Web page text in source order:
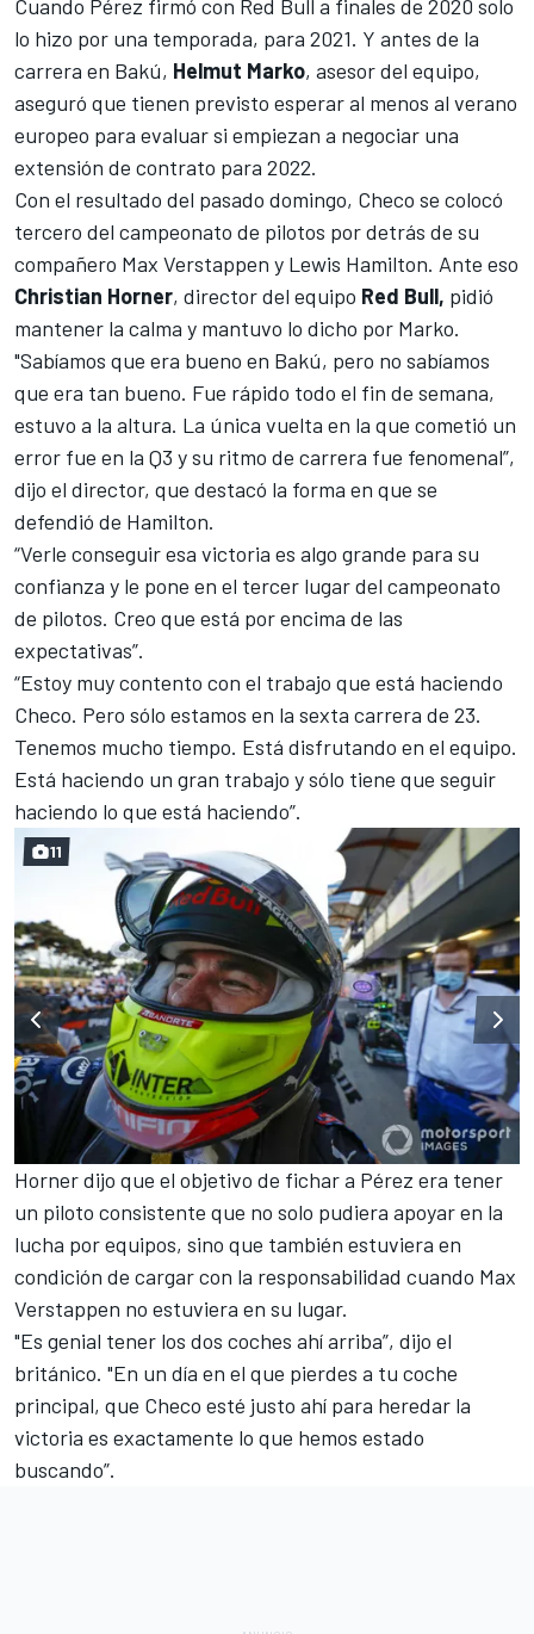
Cuando Pérez firmó con Red Bull a finales de 2020 solo
lo hizo por una temporada, para 2021. Y antes de la
carrera en Bakú, Helmut Marko, asesor del equipo,
aseguró que tienen previsto esperar al menos al verano
europeo para evaluar si empiezan a negociar una
extensión de contrato para 2022.
Con el resultado del pasado domingo, Checo se colocó
tercero del campeonato de pilotos por detrás de su
compañero Max Verstappen y Lewis Hamilton. Ante eso
Christian Horner, director del equipo Red Bull, pidió
mantener la calma y mantuvo lo dicho por Marko.
"Sabíamos que era bueno en Bakú, pero no sabíamos
que era tan bueno. Fue rápido todo el fin de semana,
estuvo a la altura. La única vuelta en la que cometió un
error fue en la Q3 y su ritmo de carrera fue fenomenal”,
dijo el director, que destacó la forma en que se
defendió de Hamilton.
“Verle conseguir esa victoria es algo grande para su
confianza y le pone en el tercer lugar del campeonato
de pilotos. Creo que está por encima de las
expectativas”.
“Estoy muy contento con el trabajo que está haciendo
Checo. Pero sólo estamos en la sexta carrera de 23.
Tenemos mucho tiempo. Está disfrutando en el equipo.
Está haciendo un gran trabajo y sólo tiene que seguir
haciendo lo que está haciendo”.
11
Horner dijo que el objetivo de fichar a Pérez era tener
un piloto consistente que no solo pudiera apoyar en la
lucha por equipos, sino que también estuviera en
condición de cargar con la responsabilidad cuando Max
Verstappen no estuviera en su lugar.
"Es genial tener los dos coches ahí arriba”, dijo el
británico. "En un día en el que pierdes a tu coche
principal, que Checo esté justo ahí para heredar la
victoria es exactamente lo que hemos estado
buscando”.